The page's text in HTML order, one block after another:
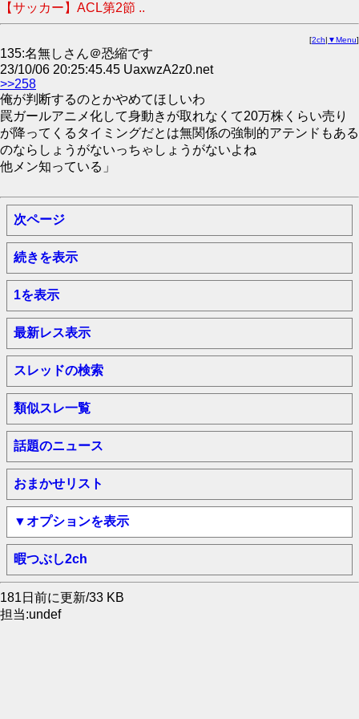
【サッカー】ACL第2節 ..
[2ch| ▼Menu]
135:名無しさん＠恐縮です
23/10/06 20:25:45.45 UaxwzA2z0.net
>>258
俺が判断するのとかやめてほしいわ
罠ガールアニメ化して身動きが取れなくて20万株くらい売り
が降ってくるタイミングだとは無関係の強制的アテンドもある
のならしょうがないっちゃしょうがないよね
他メン知っている」
次ページ
続きを表示
1を表示
最新レス表示
スレッドの検索
類似スレ一覧
話題のニュース
おまかせリスト
▼オプションを表示
暇つぶし2ch
181日前に更新/33 KB
担当:undef